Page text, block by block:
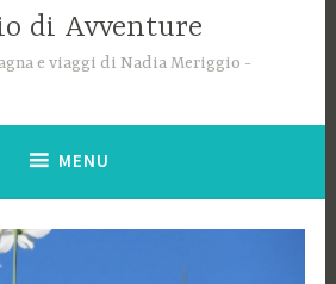
di Avventure
e viaggi di Nadia Meriggio
MENU